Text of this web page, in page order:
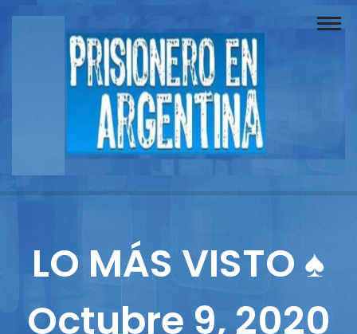
Buscador
Documentos
Reportajes
Columnistas
LO MÁS VISTO ♠
Octubre 9, 2020